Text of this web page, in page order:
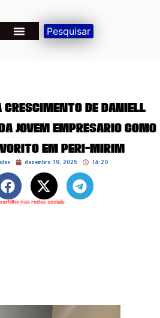
Pesquisar
CRESCIMENTO DE DANIELL
JOVEM EMPRESÁRIO COMO
EM PERI-MIRIM
dezembro 19, 2025 14:20
nas redes sociais